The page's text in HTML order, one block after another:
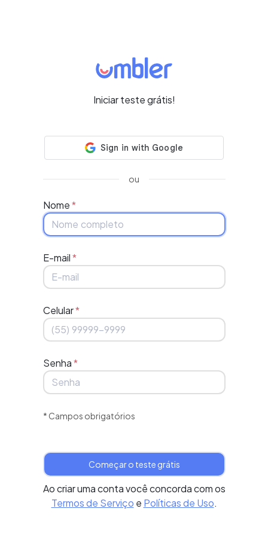
Iniciar teste grátis!
ou
Nome*
E-mail*
Celular*
Senha*
* Campos obrigatórios
Ao criar uma conta você concorda com os
Termos de Serviço e Políticas de Uso.